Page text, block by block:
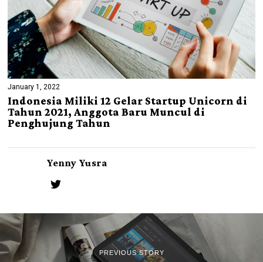
January 1, 2022
Indonesia Miliki 12 Gelar Startup Unicorn di
Tahun 2021, Anggota Baru Muncul di
Penghujung Tahun
Yenny Yusra
PREVIOUS STORY